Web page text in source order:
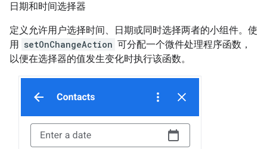
日期和时间选择器
定义允许用户选择时间、日期或同时选择两者的小组件。使
用
setOnChangeAction 可分配一个微件处理程序函数，
以便在选择器的值发生变化时执行该函数。